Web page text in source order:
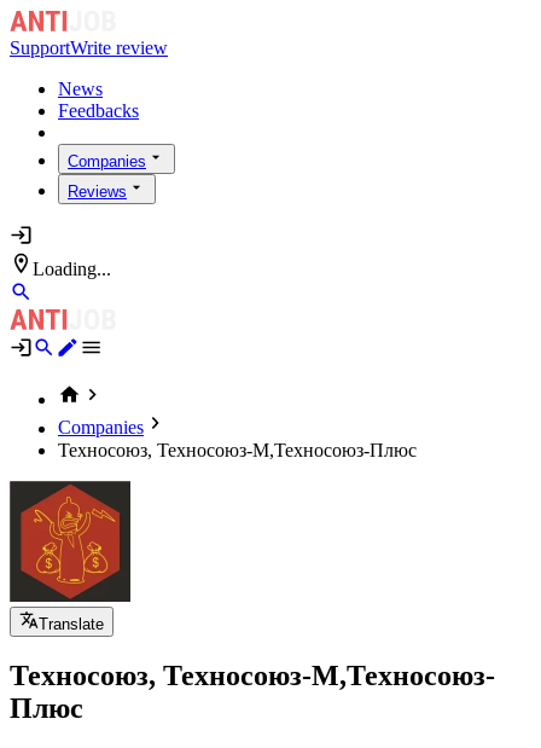
SupportWrite review
News
Feedbacks
Companies
Reviews
Loading...
Companies
Техносоюз, Техносоюз-М,Техносоюз-Плюс
Translate
Техносоюз, Техносоюз-М,Техносоюз-
Плюс